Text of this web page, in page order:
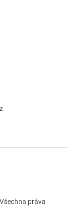
práva